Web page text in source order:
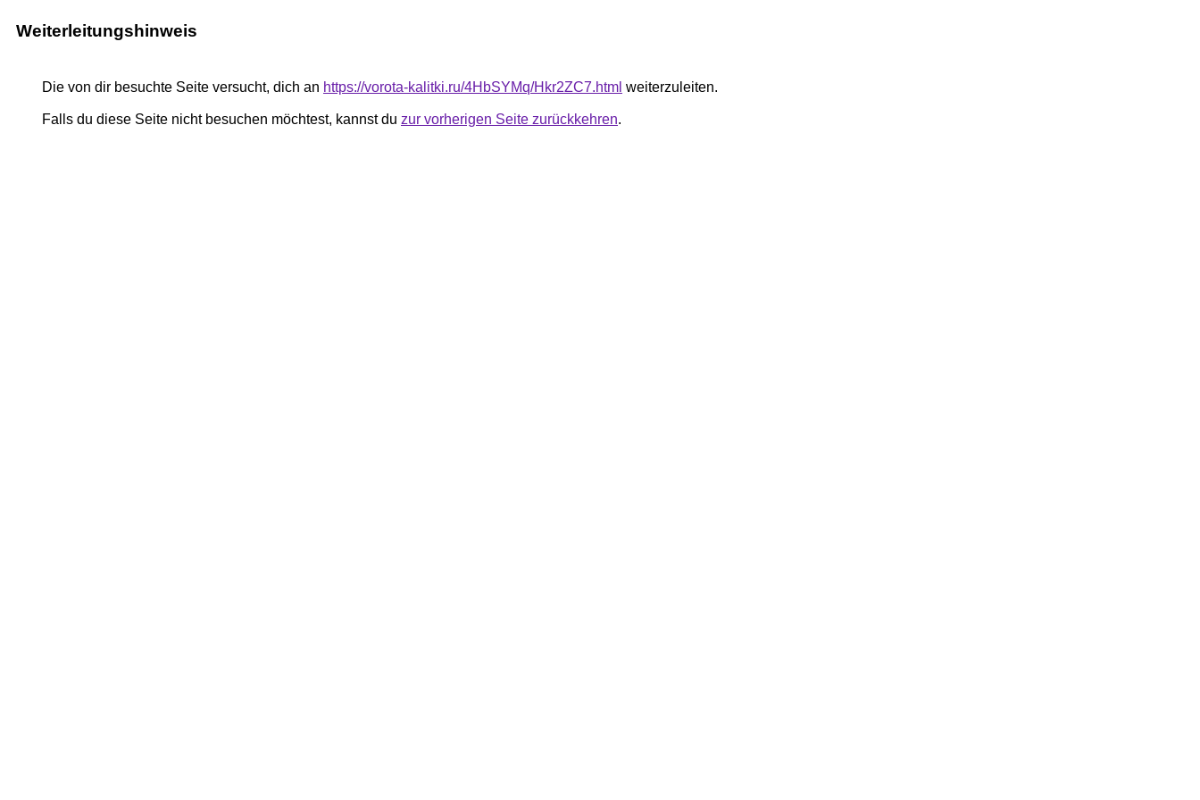
Weiterleitungshinweis
Die von dir besuchte Seite versucht, dich an https://vorota-kalitki.ru/4HbSYMq/Hkr2ZC7.html weiterzuleiten.
Falls du diese Seite nicht besuchen möchtest, kannst du zur vorherigen Seite zurückkehren.